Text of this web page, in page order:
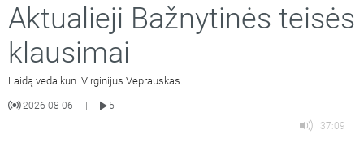
Aktualieji Bažnytinės teisės
klausimai
Laidą veda kun. Virginijus Veprauskas.
2026-08-06
5
37:09